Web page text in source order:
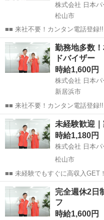
株式会社 日本
松山市
■■ 来社不要！カンタン電話登録
事紹介> で、来社なくお仕事探
電話で希望を伝えるだけでOK★
あります♪ ご希...
愛媛 松山市 店長
勤務地多数
ドバイザー
時給1,600円
株式会社 日本
新居浜市
■■ 来社不要！カンタン電話登録
事紹介> で、来社なくお仕事探
電話で希望を伝えるだけでOK★
あります♪ ご希...
愛媛 新居浜市 店長
未経験歓迎
時給1,180円
株式会社 日本
松山市
■■ 未経験でもすぐに高収入GET
なので、すぐに高収入!! 社員登
なんてキャリアアップも目指せます!! ■■ 来社不要！カンタン
録!! ■■...
愛媛 松山市 店長
完全週休2日
フ
時給1,600円